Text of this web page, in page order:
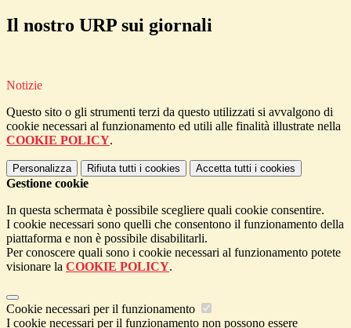
Il nostro URP sui giornali
Notizie
Questo sito o gli strumenti terzi da questo utilizzati si avvalgono di
cookie necessari al funzionamento ed utili alle finalità illustrate nella
COOKIE POLICY.
Personalizza Rifiuta tutti i cookies Accetta tutti i cookies
Gestione cookie
In questa schermata è possibile scegliere quali cookie consentire.
I cookie necessari sono quelli che consentono il funzionamento della
piattaforma e non è possibile disabilitarli.
Per conoscere quali sono i cookie necessari al funzionamento potete
visionare la COOKIE POLICY.
Cookie necessari per il funzionamento
I cookie necessari per il funzionamento non possono essere